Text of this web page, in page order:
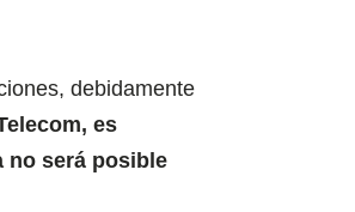
debidamente
es
no será posible